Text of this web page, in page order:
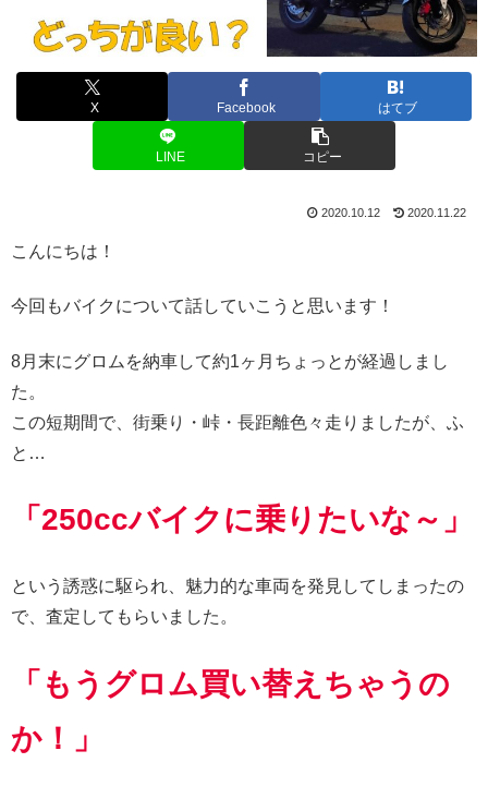
X Facebook はてブ
LINE コピー
2020.10.12 2020.11.22
こんにちは！
今回もバイクについて話していこうと思います！
8月末にグロムを納車して約1ヶ月ちょっとが経過しまし
た。
この短期間で、街乗り・峠・長距離色々走りましたが、ふ
と…
「250ccバイクに乗りたいな～」
という誘惑に駆られ、魅力的な車両を発見してしまったの
で、査定してもらいました。
「もうグロム買い替えちゃうの
か！」